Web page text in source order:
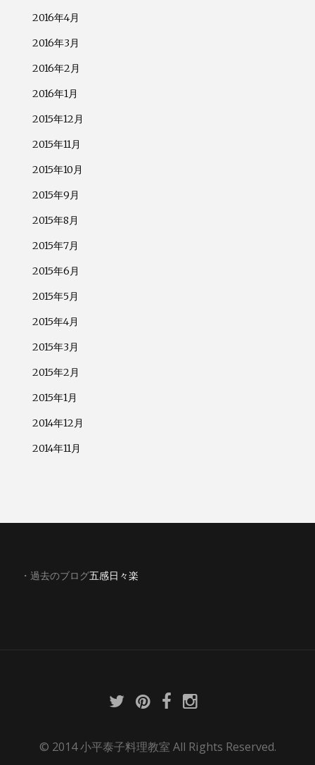
2016年4月
2016年3月
2016年2月
2016年1月
2015年12月
2015年11月
2015年10月
2015年9月
2015年8月
2015年7月
2015年6月
2015年5月
2015年4月
2015年3月
2015年2月
2015年1月
2014年12月
2014年11月
・過去のブログ五感日々楽
© 2014 小平泰子料理教室 All Rights Reserved.